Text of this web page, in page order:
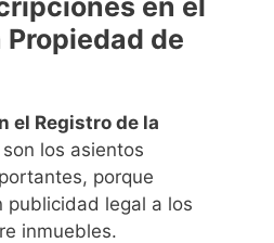
en el
Propiedad de
el Registro de la
son los asientos
porque
publicidad legal a los
inmuebles.